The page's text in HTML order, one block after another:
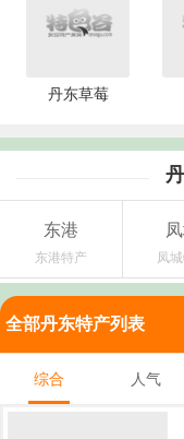
丹东草莓
东港
东港特产 凤
全部丹东特产列表
综合 人气